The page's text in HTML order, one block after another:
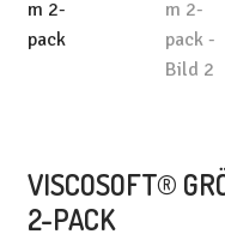
VISCOSOFT®
2-PACK